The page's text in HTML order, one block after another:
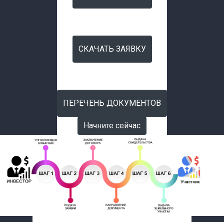
СКАЧАТЬ ЗАЯВКУ
ПЕРЕЧЕНЬ ДОКУМЕНТОВ
Начните сейчас